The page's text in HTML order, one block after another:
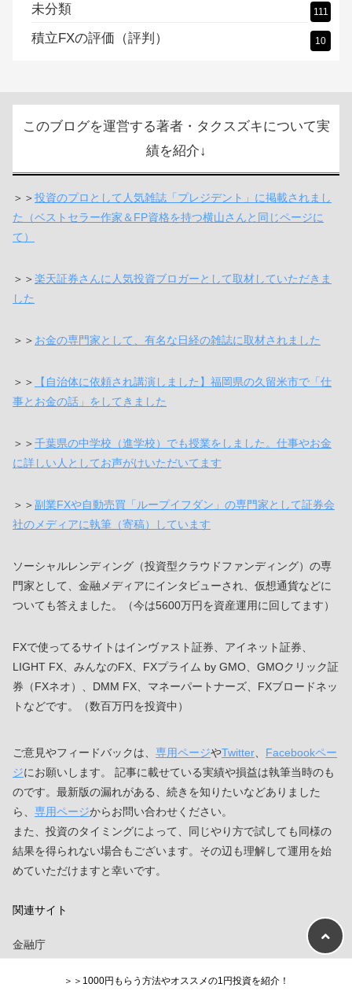
未分類 111
積立FXの評価（評判） 10
このブログを運営する著者・タクスズキについて実
績を紹介↓
＞＞投資のプロとして人気雑誌「プレジデント」に掲載されまし
た（ベストセラー作家＆FP資格を持つ横山さんと同じページに
て）
＞＞楽天証券さんに人気投資ブロガーとして取材していただきま
した
＞＞ お金の専門家として、有名な日経の雑誌に取材されました
＞＞
【自治体に依頼され講演しました】福岡県の久留米市で「仕
事とお金の話」をしてきました
＞＞千葉県の中学校（進学校）でも授業をしました。仕事やお金
に詳しい人としてお声がけいただいてます
＞＞副業FXや自動売買「ループイフダン」の専門家として証券会
社のメディアに執筆（寄稿）しています
ソーシャルレンディング（投資型クラウドファンディング）の専
門家として、金融メディアにインタビューされ、仮想通貨などに
ついても答えました。（今は5600万円を資産運用に回してます）
FXで使ってるサイトはインヴァスト証券、アイネット証券、
LIGHT FX、みんなのFX、FXプライム by GMO、GMOクリック証
券（FXネオ）、DMM FX、マネーパートナーズ、FXブロードネッ
トなどです。（数百万円を投資中）
ご意見やフィードバックは、 専用ページやTwitter
Facebookペー
ジにお願いします。 記事に載せている実績や損益は執筆当時のも
のです。最新版の漏れがある、続きを知りたいなどありました
ら、 専用ページからお問い合わせください。
また、投資のタイミングによって、同じやり方で試しても同様の
結果を得られない場合もございます。その辺も理解して運用を始
めていただけますと幸いです。
関連サイト
金融庁
関東財務局＞＞1000円もらう方法やオススメの1円投資を紹介！